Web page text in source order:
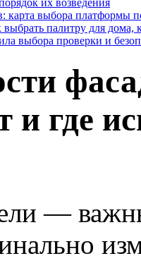
их возведения
карта выбора платформы
палитру для дома,
выбора проверки и
где
—